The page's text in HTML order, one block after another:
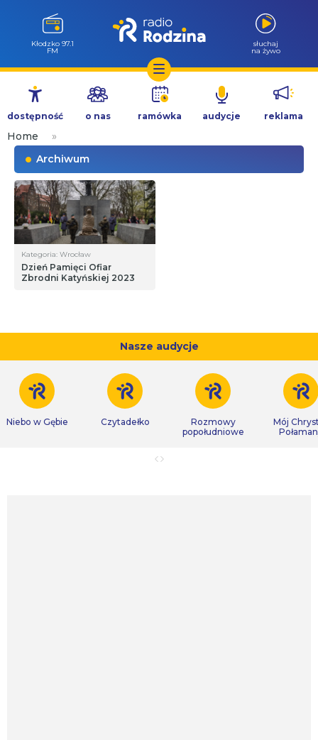
Przejdź
treści
Kłodzko 97.1
FM
słuchaj
na żywo
dostępność o nas ramówka audycje reklama
Home
»
Archiwum
Kategoria: Wrocław
Dzień Pamięci Ofiar
Zbrodni Katyńskiej 2023
Nasze audycje
Niebo w Gębie Czytadełko
Rozmowy
popołudniowe
Mój